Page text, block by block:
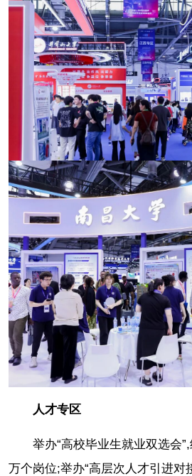
人才专区
举办“高校毕业生就业双选会
万个岗位;举办“高层次人才引进对